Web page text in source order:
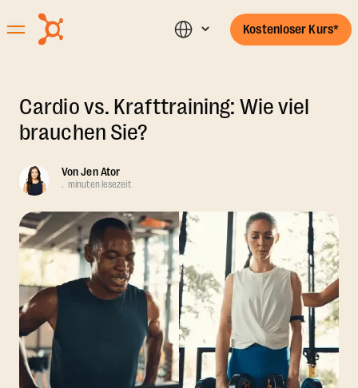
Kostenloser Kurs*
Cardio vs. Krafttraining: Wie viel
brauchen Sie?
Von Jen Ator
. minuten lesezeit